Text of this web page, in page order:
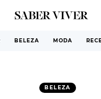
BELEZA MODA
BELEZA